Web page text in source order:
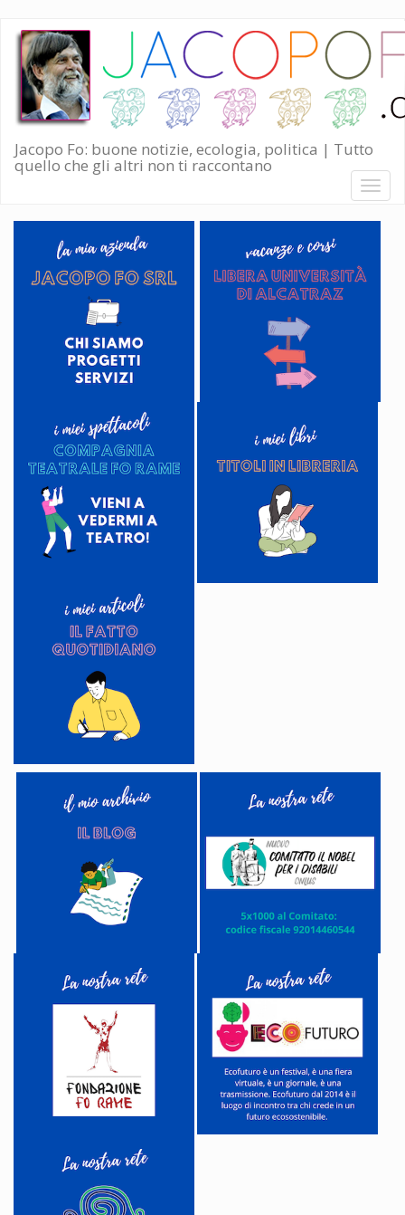
Salta
contenuto
principale
Jacopo Fo: buone notizie, ecologia, politica | Tutto
quello che gli altri non ti raccontano
Toggle